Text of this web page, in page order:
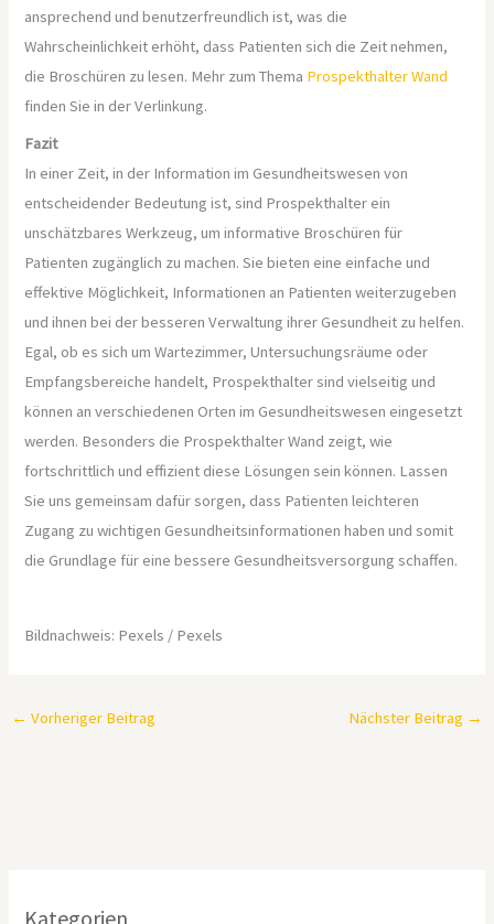
ansprechend und benutzerfreundlich ist, was die
Wahrscheinlichkeit erhöht, dass Patienten sich die Zeit nehmen,
die Broschüren zu lesen. Mehr zum Thema Prospekthalter Wand
finden Sie in der Verlinkung.
Fazit
In einer Zeit, in der Information im Gesundheitswesen von
entscheidender Bedeutung ist, sind Prospekthalter ein
unschätzbares Werkzeug, um informative Broschüren für
Patienten zugänglich zu machen. Sie bieten eine einfache und
effektive Möglichkeit, Informationen an Patienten weiterzugeben
und ihnen bei der besseren Verwaltung ihrer Gesundheit zu helfen.
Egal, ob es sich um Wartezimmer, Untersuchungsräume oder
Empfangsbereiche handelt, Prospekthalter sind vielseitig und
können an verschiedenen Orten im Gesundheitswesen eingesetzt
werden. Besonders die Prospekthalter Wand zeigt, wie
fortschrittlich und effizient diese Lösungen sein können. Lassen
Sie uns gemeinsam dafür sorgen, dass Patienten leichteren
Zugang zu wichtigen Gesundheitsinformationen haben und somit
die Grundlage für eine bessere Gesundheitsversorgung schaffen.
Bildnachweis: Pexels / Pexels
← Vorheriger Beitrag Nächster Beitrag →
Kategorien